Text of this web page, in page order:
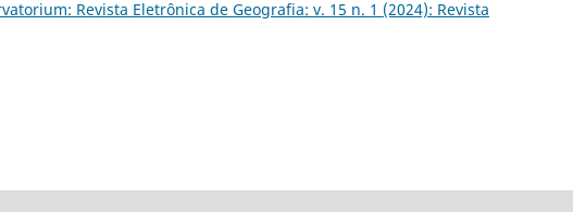
Revista Eletrônica de Geografia: v. 15 n. 1 (2024): Revista